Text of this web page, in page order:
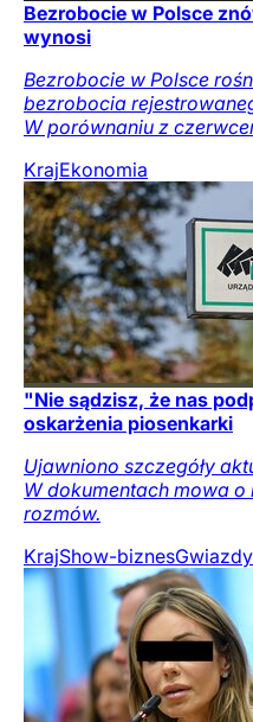
Bezrobocie w Polsce
wynosi
Bezrobocie w Polsce
bezrobocia
W porównaniu z
KrajEkonomia
"Nie sądzisz, że nas
oskarżenia piosenkarki
Ujawniono szczegóły
W dokumentach mowa
rozmów.
KrajShow-biznesGwiazdy